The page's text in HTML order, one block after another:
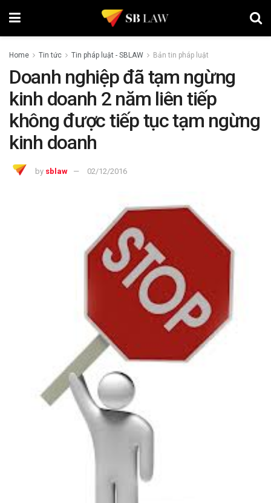
Home Tin tức Tin pháp luật - SBLAW Bản tin pháp luật
Doanh nghiệp đã tạm ngừng
kinh doanh 2 năm liên tiếp
không được tiếp tục tạm ngừng
kinh doanh
by sblaw 02/12/2016